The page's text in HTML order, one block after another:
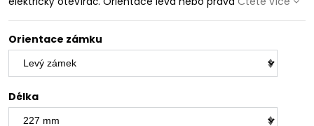
Orientace zámku
Délka